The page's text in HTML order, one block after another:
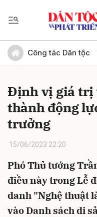
Công tác Dân tộc
Định vị giá trị
thành động
trưởng
15/06/2023 22:20
Phó Thủ tướng
điều này trong Lễ
danh "Nghệ thuật
vào Danh sách di
Gửi bình luận